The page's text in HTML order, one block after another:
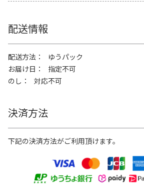
配送情報
配送方法
ゆうパック
お届け日
指定不可
のし
対応不可
決済方法
下記の決済方法がご利用頂けます。